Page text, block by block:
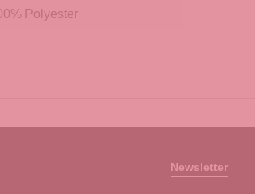
Polyester
Newsletter